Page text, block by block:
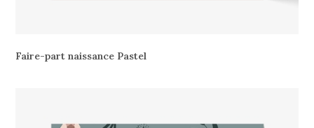
Faire-part naissance Pastel